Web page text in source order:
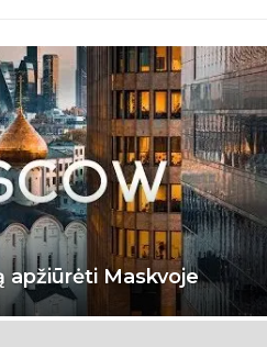
apžiūrėti Maskvoje